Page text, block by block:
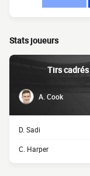
Stats joueurs
Tirs cadrés
A. Cook
D. Sadi
C. Harper